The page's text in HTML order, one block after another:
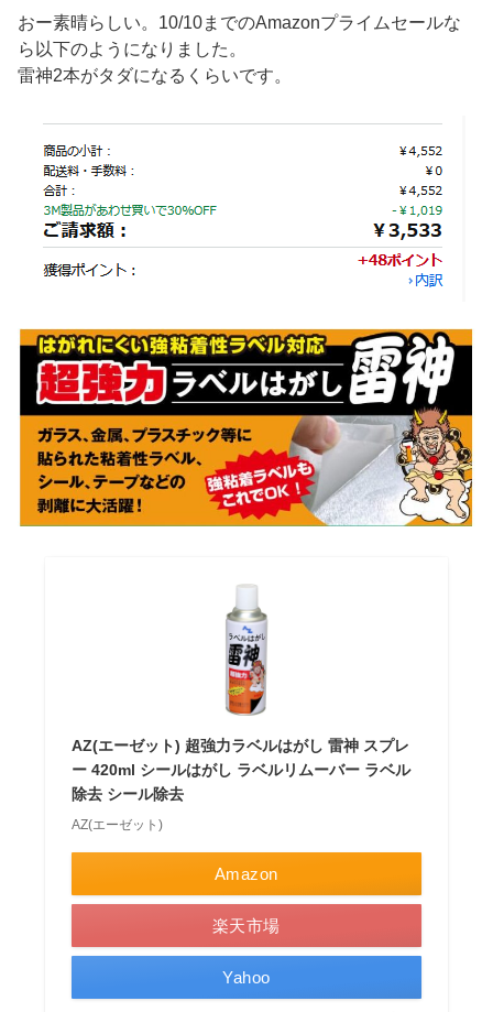
おー素晴らしい。10/10までのAmazonプライムセールな
ら以下のようになりました。
雷神2本がタダになるくらいです。
AZ(エーゼット) 超強力ラベルはがし 雷神 スプレ
ー 420ml シールはがし ラベルリムーバー ラベル
除去 シール除去
AZ(エーゼット)
Amazon
楽天市場
Yahoo